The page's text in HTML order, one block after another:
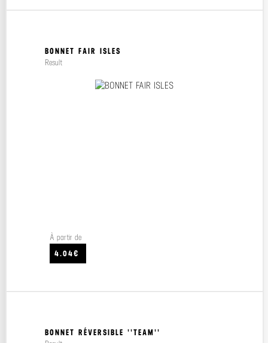
BONNET FAIR ISLES
Result
À partir de
4.04€
BONNET RÉVERSIBLE ''TEAM''